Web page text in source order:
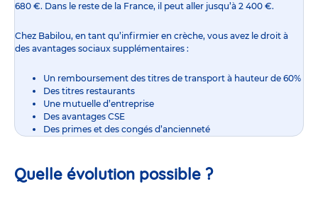
680 €. Dans le reste de la France, il peut aller jusqu’à 2 400 €.
Chez Babilou, en tant qu’infirmier en crèche, vous avez le droit à
des avantages sociaux supplémentaires :
Un remboursement des titres de transport à hauteur de 60%
Des titres restaurants
Une mutuelle d’entreprise
Des avantages CSE
Des primes et des congés d’ancienneté
Quelle évolution possible ?